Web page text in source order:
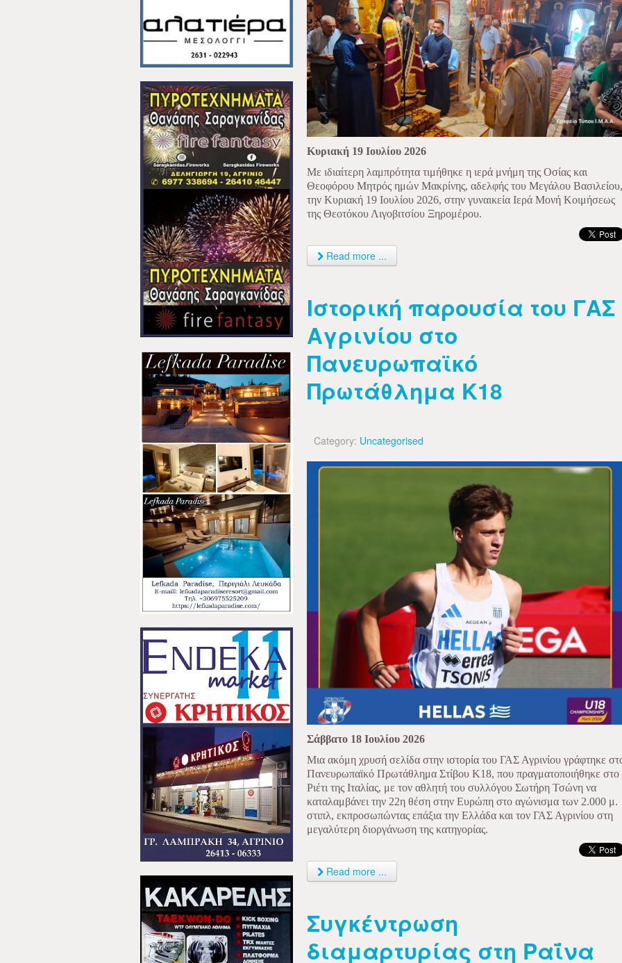
Κυριακή 19 Ιουλίου 2026
Με ιδιαίτερη λαμπρότητα τιμήθηκε η ιερά μνήμη της Οσίας και
Θεοφόρου Μητρός ημών Μακρίνης, αδελφής του Μεγάλου Βασιλείου,
την Κυριακή 19 Ιουλίου 2026, στην γυναικεία Ιερά Μονή Κοιμήσεως
της Θεοτόκου Λιγοβιτσίου Ξηρομέρου.
Read more ...
Ιστορική παρουσία του ΓΑΣ
Αγρινίου στο
Πανευρωπαϊκό
Πρωτάθλημα Κ18
Category: Uncategorised
Σάββατο 18 Ιουλίου 2026
Μια ακόμη χρυσή σελίδα στην ιστορία του ΓΑΣ Αγρινίου γράφτηκε
Πανευρωπαϊκό Πρωτάθλημα Στίβου Κ18, που πραγματοποιήθηκε στο
Ριέτι της Ιταλίας, με τον αθλητή του συλλόγου Σωτήρη Τσώνη να
καταλαμβάνει την 22η θέση στην Ευρώπη στο αγώνισμα των 2.000 μ.
στιπλ, εκπροσωπώντας επάξια την Ελλάδα και τον ΓΑΣ Αγρινίου στη
μεγαλύτερη διοργάνωση της κατηγορίας.
Read more ...
Συγκέντρωση
διαμαρτυρίας στη Ραΐνα